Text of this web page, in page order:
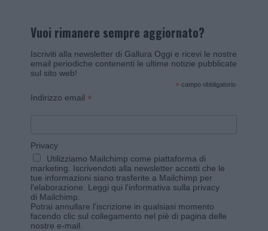
Vuoi rimanere sempre aggiornato?
Iscriviti alla newsletter di Gallura Oggi e ricevi le nostre
email periodiche contenenti le ultime notizie pubblicate
sul sito web!
* campo obbligatorio
Indirizzo email *
Privacy
Utilizziamo Mailchimp come piattaforma di
marketing. Iscrivendoti alla newsletter accetti che le
tue informazioni siano trasferite a Mailchimp per
l'elaborazione. Leggi qui l'informativa sulla privacy
di Mailchimp
Potrai annullare l'iscrizione in qualsiasi momento
facendo clic sul collegamento nel piè di pagina delle
nostre e-mail.